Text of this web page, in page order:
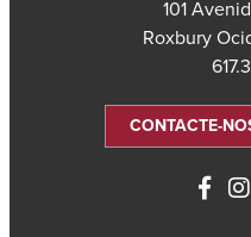
101
Roxbury
CONTACTE-